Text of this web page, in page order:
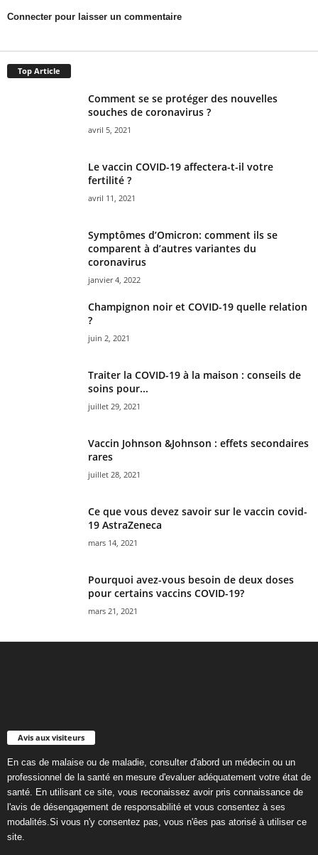
Connecter pour laisser un commentaire
Top Article
Comment se se protéger des nouvelles
souches de coronavirus ?
avril 5, 2021
Le vaccin COVID-19 affectera-t-il votre
fertilité ?
avril 11, 2021
Symptômes d’Omicron: comment ils se
comparent à d’autres variantes du
coronavirus
janvier 4, 2022
Champignon noir et COVID-19 quelle relation
?
juin 2, 2021
Traiter la COVID-19 à la maison : conseils de
soins pour...
juillet 29, 2021
Vaccin Johnson &Johnson : effets secondaires
rares
juillet 28, 2021
Ce que vous devez savoir sur le vaccin covid-
19 AstraZeneca
mars 14, 2021
Pourquoi avez-vous besoin de deux doses
pour certains vaccins COVID-19?
mars 21, 2021
Avis aux visiteurs
En cas de malaise ou de maladie, consulter d'abord un médecin ou un
professionnel de la santé en mesure d'evaluer adéquatement votre état de
santé. En utilisant ce site, vous reconaissez avoir pris connaissance de
l'avis de désengagement de responsabilité et vous consentez à ses
modalités.Si vous n'y consentez pas, vous n'êes pas atorisé à utiliser ce
site.